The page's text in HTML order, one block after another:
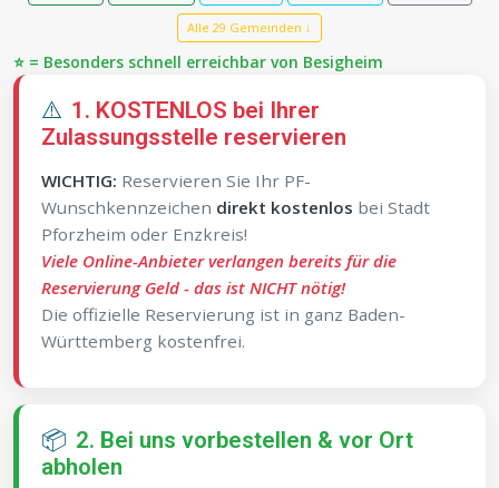
Alle 29 Gemeinden ↓
⭐ = Besonders schnell erreichbar von Besigheim
⚠️ 1. KOSTENLOS bei Ihrer
Zulassungsstelle reservieren
WICHTIG: Reservieren Sie Ihr PF-
Wunschkennzeichen direkt kostenlos bei Stadt
Pforzheim oder Enzkreis!
Viele Online-Anbieter verlangen bereits für die
Reservierung Geld - das ist NICHT nötig!
Die offizielle Reservierung ist in ganz Baden-
Württemberg kostenfrei.
📦 2. Bei uns vorbestellen & vor Ort
abholen